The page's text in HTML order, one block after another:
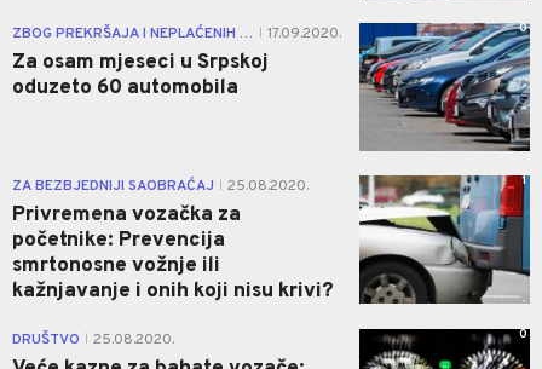
ZBOG PREKRŠAJA I NEPLAĆENIH KAZNI 17.09.2020.
Za osam mjeseci u Srpskoj
oduzeto 60 automobila
0
ZA BEZBJEDNIJI SAOBRAĆAJ 25.08.2020.
Privremena vozačka za
početnike: Prevencija
smrtonosne vožnje ili
kažnjavanje i onih koji nisu krivi?
1
DRUŠTVO 25.08.2020. 0